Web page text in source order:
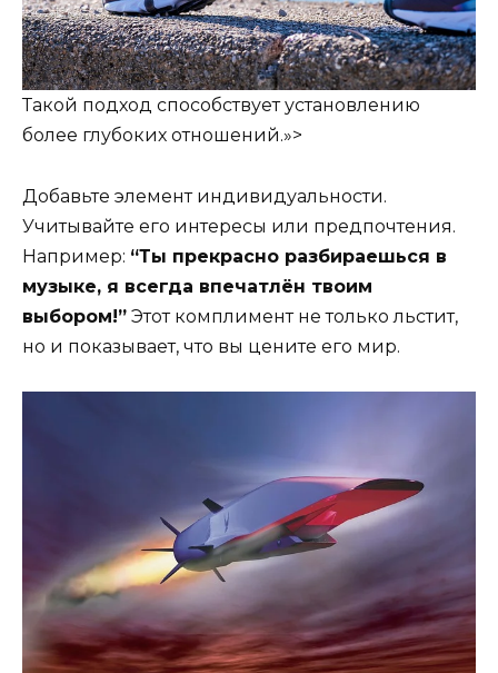
Такой подход способствует установлению
более глубоких отношений.»>
Добавьте элемент индивидуальности.
Учитывайте его интересы или предпочтения.
Например: “Ты прекрасно разбираешься в
музыке, я всегда впечатлён твоим
выбором!” Этот комплимент не только льстит,
но и показывает, что вы цените его мир.